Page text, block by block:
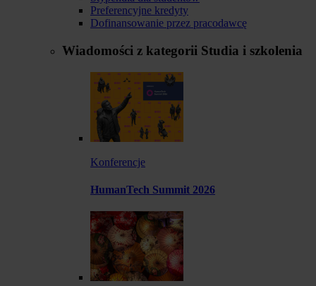
Preferencyjne kredyty
Dofinansowanie przez pracodawcę
Wiadomości z kategorii Studia i szkolenia
Konferencje
HumanTech Summit 2026